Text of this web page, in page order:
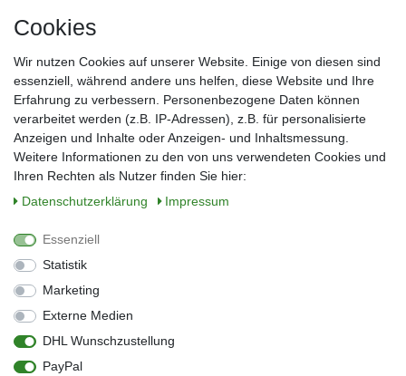
Nachname*
E-Mail*
Sie können den Newsletter jederzeit kostenlos abbestellen.
** gilt für Lieferungen innerhalb Deutschlands, Lieferzeiten für andere Länder
entnehmen Sie bitte der Schaltfläche mit den Versandinformationen
Widerrufs­recht
Kontakt
Barrierefreiheitserklärung
Zahlung & Versand
Cookies
Wir nutzen Cookies auf unserer Website. Einige von diesen sind
essenziell, während andere uns helfen, diese Website und Ihre
Erfahrung zu verbessern. Personenbezogene Daten können
verarbeitet werden (z.B. IP-Adressen), z.B. für personalisierte
Anzeigen und Inhalte oder Anzeigen- und Inhaltsmessung.
Weitere Informationen zu den von uns verwendeten Cookies und
Ihren Rechten als Nutzer finden Sie hier:
Daten­schutz­erklärung
Impressum
Essenziell
Statistik
Marketing
Externe Medien
DHL Wunschzustellung
PayPal